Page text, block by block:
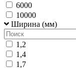
6000
10000
Ширина (мм)
1,2
1,4
1,7